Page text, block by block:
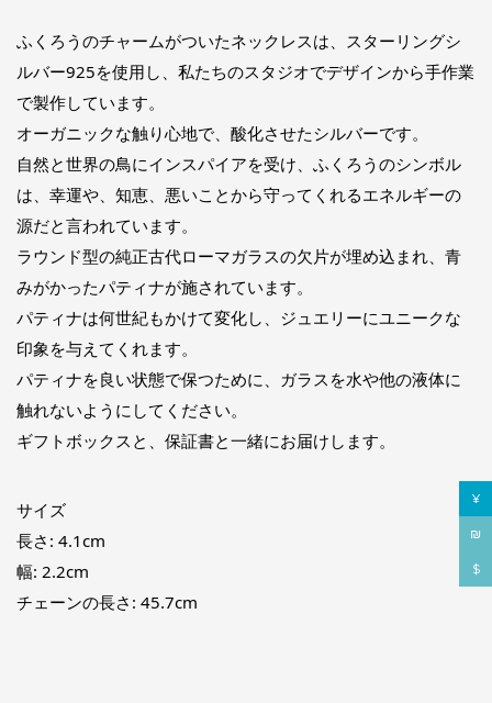
¥
₪
$
ふくろうのチャームがついたネックレスは、スターリングシ
ルバー925を使用し、私たちのスタジオでデザインから手作業
で製作しています。
オーガニックな触り心地で、酸化させたシルバーです。
自然と世界の鳥にインスパイアを受け、ふくろうのシンボル
は、幸運や、知恵、悪いことから守ってくれるエネルギーの
源だと言われています。
ラウンド型の純正古代ローマガラスの欠片が埋め込まれ、青
みがかったパティナが施されています。
パティナは何世紀もかけて変化し、ジュエリーにユニークな
印象を与えてくれます。
パティナを良い状態で保つために、ガラスを水や他の液体に
触れないようにしてください。
ギフトボックスと、保証書と一緒にお届けします。
サイズ
長さ: 4.1cm
幅: 2.2cm
チェーンの長さ: 45.7cm